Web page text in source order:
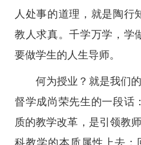
人处事的道理，就是陶行
教人求真。千学万学，学
要做学生的人生导师。
何为授业？就是我们
督学成尚荣先生的一段话
质的教学改革，是引领教
科教学的本质属性上去